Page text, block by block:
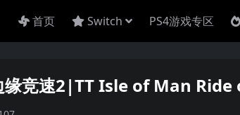
首页 Switch PS4游戏专区
缘竞速2|TT Isle of Man